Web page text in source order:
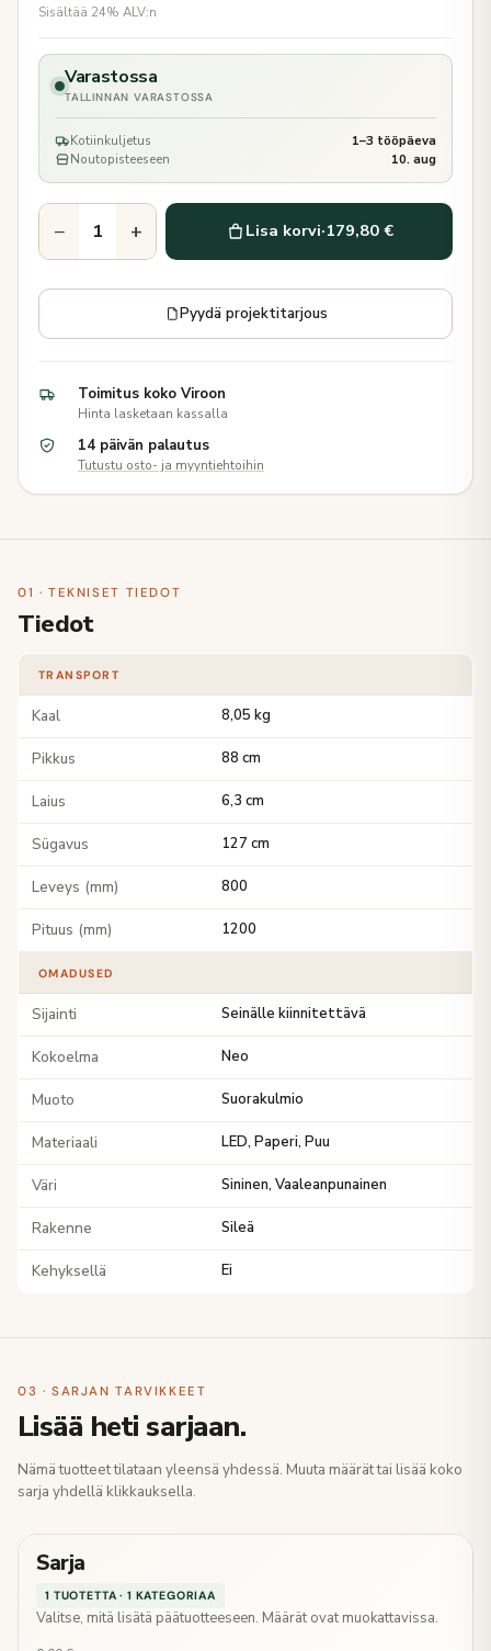
Sisältää 24% ALV:n
Varastossa
TALLINNAN VARASTOSSA
Kotiinkuljetus
1–3 tööpäeva
Noutopisteeseen
10. aug
− + Lisa korvi·179,80 €
Pyydä projektitarjous
Toimitus koko Viroon
Hinta lasketaan kassalla
14 päivän palautus
Tutustu osto- ja myyntiehtoihin
01 · TEKNISET TIEDOT
Tiedot
TRANSPORT
Kaal 8,05 kg
Pikkus 88 cm
Laius 6,3 cm
Sügavus 127 cm
Leveys (mm) 800
Pituus (mm) 1200
OMADUSED
Sijainti Seinälle kiinnitettävä
Kokoelma Neo
Muoto Suorakulmio
Materiaali LED, Paperi, Puu
Väri Sininen, Vaaleanpunainen
Rakenne Sileä
Kehyksellä Ei
03 · SARJAN TARVIKKEET
Lisää heti sarjaan.
Nämä tuotteet tilataan yleensä yhdessä. Muuta määrät tai lisää koko
sarja yhdellä klikkauksella.
Sarja
1 TUOTETTA · 1 KATEGORIAA
Valitse, mitä lisätä päätuotteeseen. Määrät ovat muokattavissa.